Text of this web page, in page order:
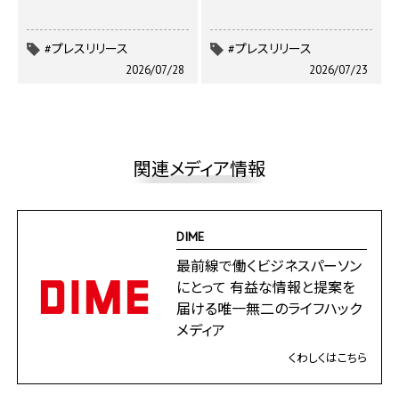
#プレスリリース
2026/07/28
#プレスリリース
2026/07/23
関連メディア情報
DIME
最前線で働くビジネスパーソン
にとって 有益な情報と提案を
届ける唯一無二のライフハック
メディア
くわしくはこちら